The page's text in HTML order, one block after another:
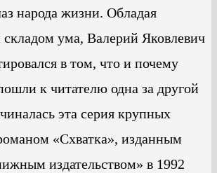
народа жизни. Обладая
ума, Валерий Яковлевич
в том, что и почему
к читателю одна за другой
эта серия крупных
«Схватка», изданным
издательством» в 1992